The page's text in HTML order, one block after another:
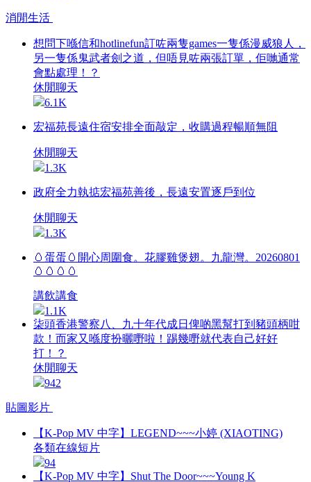
消閒生活
想問下喺信和hotlinefun訂咗兩隻games一隻係漫威狼人，
另一隻係鬼武者劍之道，但唔見咗兩張訂單，佢哋通常
會點處理！？
休閒聊天
6.1K
宏福苑長遠住宿安排全面敲定，收購過程暢順無阻
休閒聊天
1.3K
政府全力執掂宏福苑善後，長遠安置逐戶到位
休閒聊天
1.3K
🥚蛋蛋🥚開心周圍食。花膠雞煲翅。九龍灣。20260801
🥚🥚🥚🥚
講飲講食
1.1K
柒頭香港警察八、九十年代成日俾啲黑幫打到豬頭柄咁
款！而家又喺度扮曬嘢啦！踢幾嘢就代表自己好好
打！？
休閒聊天
942
貼圖影片
【K-Pop MV 中字】LEGEND~~~小婷 (XIAOTING)
各類在線短片
94
【K-Pop MV 中字】Shut The Door~~~Young K